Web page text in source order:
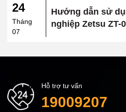
24
Tháng
07
Hướng dẫn sử
nghiệp Zetsu ZT-
Hỗ trợ tư vấn
19009207